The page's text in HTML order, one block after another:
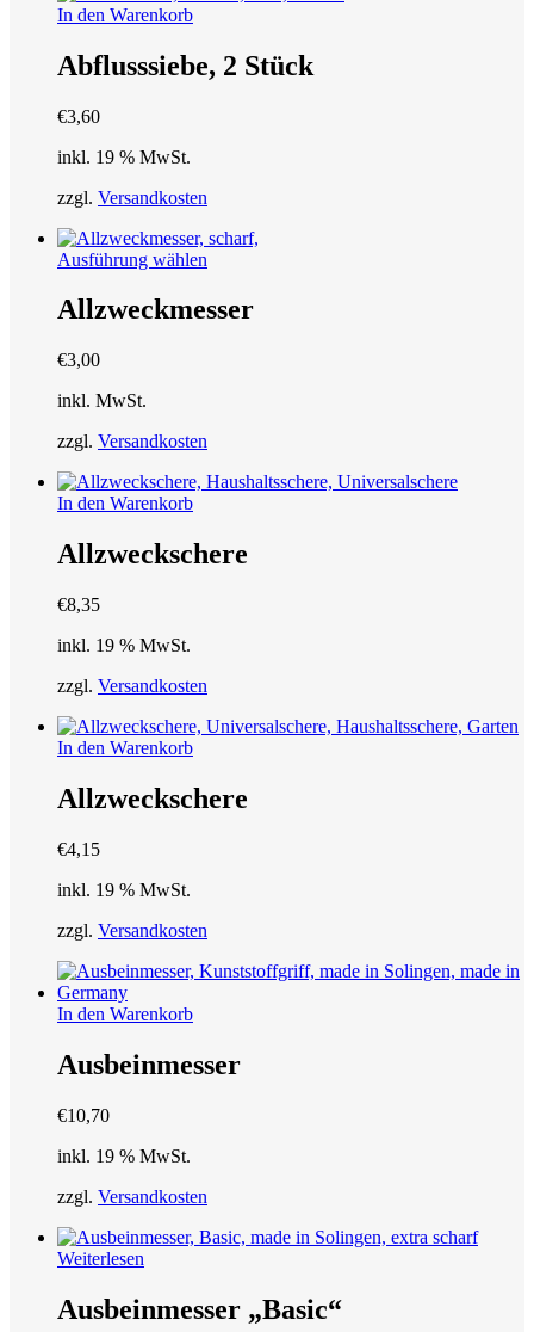
In den Warenkorb
Abflusssiebe, 2 Stück
€3,60
inkl. 19 % MwSt.
zzgl. Versandkosten
Ausführung wählen
weist
mehrere
auf
der
Produktseite
Allzweckmesser
€3,00
inkl. MwSt.
zzgl. Versandkosten
In den Warenkorb
Allzweckschere
€8,35
inkl. 19 % MwSt.
zzgl. Versandkosten
In den Warenkorb
Allzweckschere
€4,15
inkl. 19 % MwSt.
zzgl. Versandkosten
In den Warenkorb
Ausbeinmesser
€10,70
inkl. 19 % MwSt.
zzgl. Versandkosten
Weiterlesen
Ausbeinmesser „Basic“